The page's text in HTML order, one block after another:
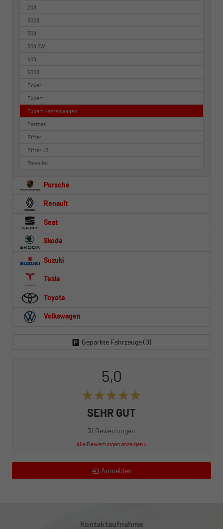
208
3008
308
308 SW
408
5008
Boxer
Expert
Expert Kastenwagen
Partner
Rifter
Rifter L2
Traveller
Porsche
Renault
Seat
Skoda
Suzuki
Tesla
Toyota
Volkswagen
Geparkte Fahrzeuge (0)
5,0
SEHR GUT
31 Bewertungen
Alle Bewertungen anzeigen >
Anmelden
Kontaktaufnahme